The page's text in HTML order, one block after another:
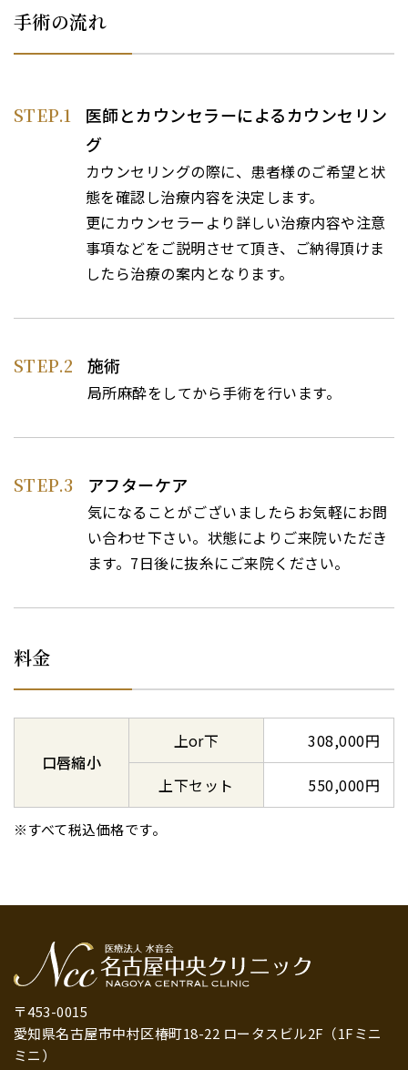
手術の流れ
STEP.1
医師とカウンセラーによるカウンセリン
グ
カウンセリングの際に、患者様のご希望と状
態を確認し治療内容を決定します。
更にカウンセラーより詳しい治療内容や注意
事項などをご説明させて頂き、ご納得頂けま
したら治療の案内となります。
STEP.2 施術
局所麻酔をしてから手術を行います。
STEP.3 アフターケア
気になることがございましたらお気軽にお問
い合わせ下さい。状態によりご来院いただき
ます。7日後に抜糸にご来院ください。
料金
口唇縮小
上or下 308,000円
上下セット 550,000円
※すべて税込価格です。
〒453-0015
愛知県名古屋市中村区椿町18-22 ロータスビル2F（1Fミニ
ミニ）